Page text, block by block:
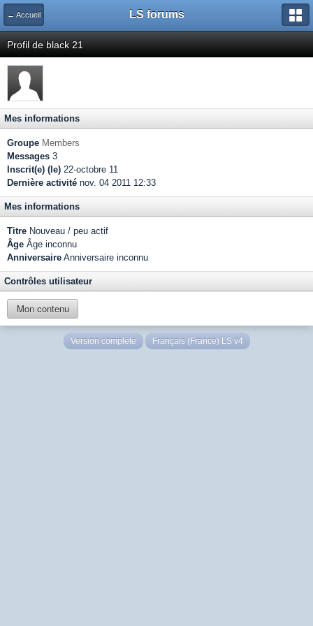
← Accueil LS forums
Profil de black 21
Mes informations
Groupe Members
Messages 3
Inscrit(e) (le) 22-octobre 11
Dernière activité nov. 04 2011 12:33
Mes informations
Titre Nouveau / peu actif
Âge Âge inconnu
Anniversaire Anniversaire inconnu
Contrôles utilisateur
Mon contenu
Version complète Français (France) LS v4